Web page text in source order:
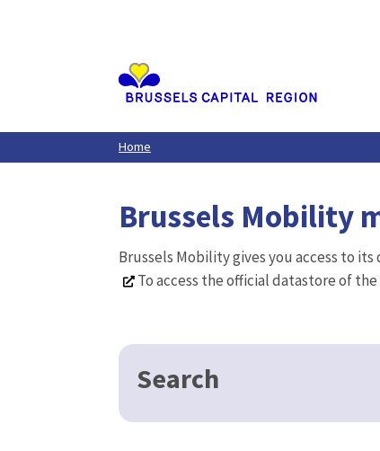
Home
Brussels Mobility
Brussels Mobility gives you access to
To access the official datastore of
Search